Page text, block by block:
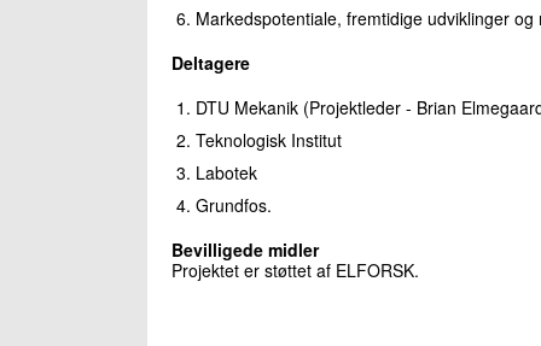
Markedspotentiale, fremtidige udviklinger og
Deltagere
DTU Mekanik (Projektleder - Brian
Teknologisk Institut
Labotek
Grundfos.
Bevilligede midler
Projektet er støttet af ELFORSK.